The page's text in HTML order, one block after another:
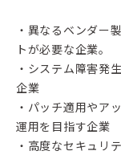
・異なるベンダー
トが必要な企業。
・システム障害発
企業
・パッチ適用やア
運用を目指す企業
・高度なセキュリ